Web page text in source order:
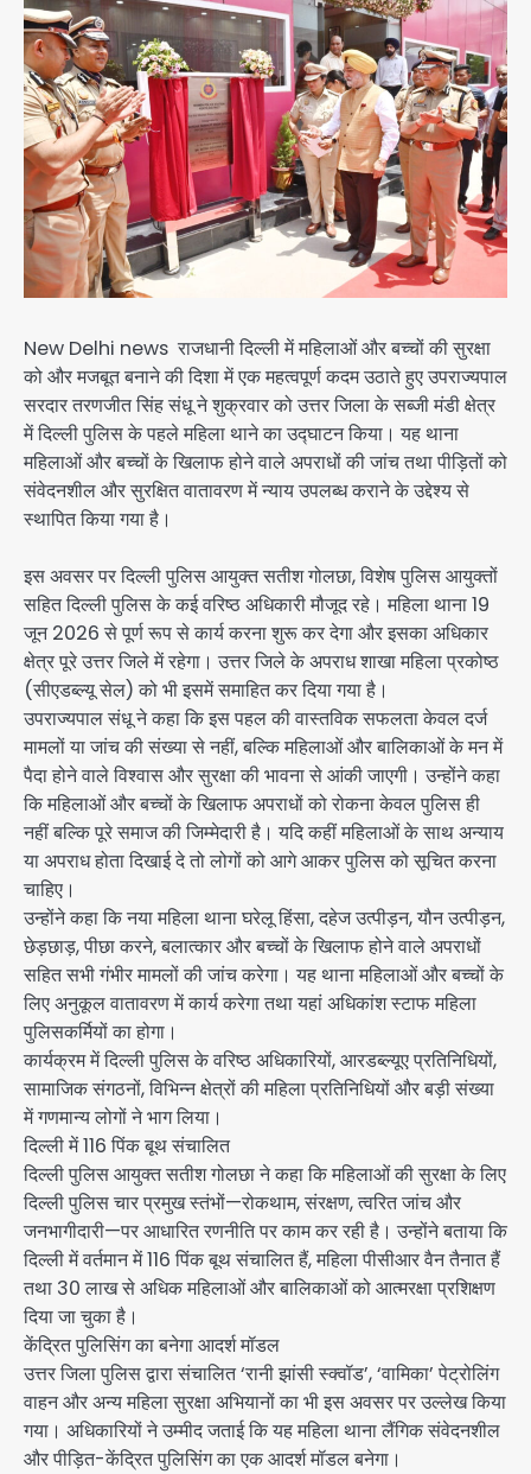
New Delhi news राजधानी दिल्ली में महिलाओं और बच्चों की सुरक्षा
को और मजबूत बनाने की दिशा में एक महत्वपूर्ण कदम उठाते हुए उपराज्यपाल
सरदार तरणजीत सिंह संधू ने शुक्रवार को उत्तर जिला के सब्जी मंडी क्षेत्र
में दिल्ली पुलिस के पहले महिला थाने का उद्घाटन किया। यह थाना
महिलाओं और बच्चों के खिलाफ होने वाले अपराधों की जांच तथा पीड़ितों को
संवेदनशील और सुरक्षित वातावरण में न्याय उपलब्ध कराने के उद्देश्य से
स्थापित किया गया है।
इस अवसर पर दिल्ली पुलिस आयुक्त सतीश गोलछा, विशेष पुलिस आयुक्तों
सहित दिल्ली पुलिस के कई वरिष्ठ अधिकारी मौजूद रहे। महिला थाना 19
जून 2026 से पूर्ण रूप से कार्य करना शुरू कर देगा और इसका अधिकार
क्षेत्र पूरे उत्तर जिले में रहेगा। उत्तर जिले के अपराध शाखा महिला प्रकोष्ठ
(सीएडब्ल्यू सेल) को भी इसमें समाहित कर दिया गया है।
उपराज्यपाल संधू ने कहा कि इस पहल की वास्तविक सफलता केवल दर्ज
मामलों या जांच की संख्या से नहीं, बल्कि महिलाओं और बालिकाओं के मन में
पैदा होने वाले विश्वास और सुरक्षा की भावना से आंकी जाएगी। उन्होंने कहा
कि महिलाओं और बच्चों के खिलाफ अपराधों को रोकना केवल पुलिस ही
नहीं बल्कि पूरे समाज की जिम्मेदारी है। यदि कहीं महिलाओं के साथ अन्याय
या अपराध होता दिखाई दे तो लोगों को आगे आकर पुलिस को सूचित करना
चाहिए।
उन्होंने कहा कि नया महिला थाना घरेलू हिंसा, दहेज उत्पीड़न, यौन उत्पीड़न,
छेड़छाड़, पीछा करने, बलात्कार और बच्चों के खिलाफ होने वाले अपराधों
सहित सभी गंभीर मामलों की जांच करेगा। यह थाना महिलाओं और बच्चों के
लिए अनुकूल वातावरण में कार्य करेगा तथा यहां अधिकांश स्टाफ महिला
पुलिसकर्मियों का होगा।
कार्यक्रम में दिल्ली पुलिस के वरिष्ठ अधिकारियों, आरडब्ल्यूए प्रतिनिधियों,
सामाजिक संगठनों, विभिन्न क्षेत्रों की महिला प्रतिनिधियों और बड़ी संख्या
में गणमान्य लोगों ने भाग लिया।
दिल्ली में 116 पिंक बूथ संचालित
दिल्ली पुलिस आयुक्त सतीश गोलछा ने कहा कि महिलाओं की सुरक्षा के लिए
दिल्ली पुलिस चार प्रमुख स्तंभों—रोकथाम, संरक्षण, त्वरित जांच और
जनभागीदारी—पर आधारित रणनीति पर काम कर रही है। उन्होंने बताया कि
दिल्ली में वर्तमान में 116 पिंक बूथ संचालित हैं, महिला पीसीआर वैन तैनात हैं
तथा 30 लाख से अधिक महिलाओं और बालिकाओं को आत्मरक्षा प्रशिक्षण
दिया जा चुका है।
केंद्रित पुलिसिंग का बनेगा आदर्श मॉडल
उत्तर जिला पुलिस द्वारा संचालित ‘रानी झांसी स्क्वॉड’, ‘वामिका’ पेट्रोलिंग
वाहन और अन्य महिला सुरक्षा अभियानों का भी इस अवसर पर उल्लेख किया
गया। अधिकारियों ने उम्मीद जताई कि यह महिला थाना लैंगिक संवेदनशील
और पीड़ित-केंद्रित पुलिसिंग का एक आदर्श मॉडल बनेगा।